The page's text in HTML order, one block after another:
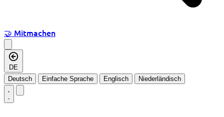
🤝 Mitmachen
DE
Deutsch
Einfache Sprache Englisch Niederländisch